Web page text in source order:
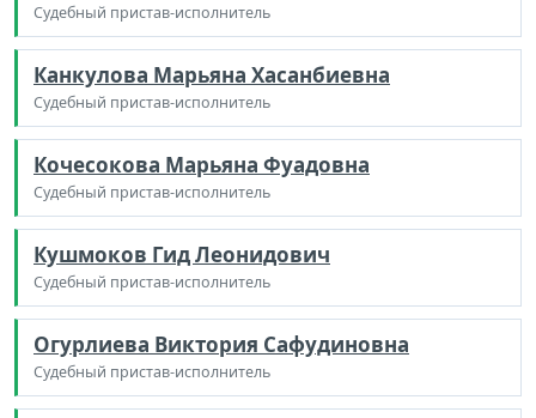
Судебный пристав-исполнитель
Канкулова Марьяна Хасанбиевна
Судебный пристав-исполнитель
Кочесокова Марьяна Фуадовна
Судебный пристав-исполнитель
Кушмоков Гид Леонидович
Судебный пристав-исполнитель
Огурлиева Виктория Сафудиновна
Судебный пристав-исполнитель